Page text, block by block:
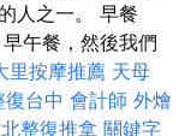
人之一。 早餐
午餐，然後我們
里按摩推薦 天母
復台中 會計師 外燴
整復推拿 關鍵字